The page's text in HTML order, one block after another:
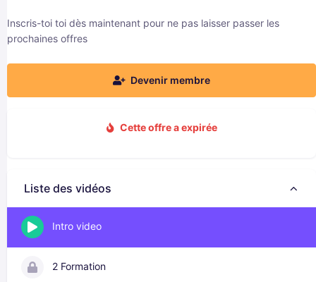
Inscris-toi toi dès maintenant pour ne pas laisser passer les
prochaines offres
Devenir membre
Cette offre a expirée
Liste des vidéos
Intro video
2 Formation